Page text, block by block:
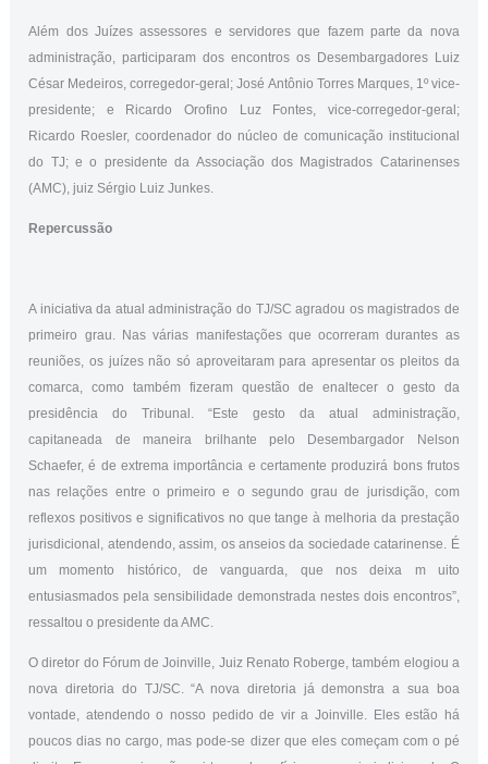
Além dos Juízes assessores e servidores que fazem parte da nova
administração, participaram dos encontros os Desembargadores Luiz
César Medeiros, corregedor-geral; José Antônio Torres Marques, 1º vice-
presidente; e Ricardo Orofino Luz Fontes, vice-corregedor-geral;
Ricardo Roesler, coordenador do núcleo de comunicação institucional
do TJ; e o presidente da Associação dos Magistrados Catarinenses
(AMC), juiz Sérgio Luiz Junkes.
Repercussão
A iniciativa da atual administração do TJ/SC agradou os magistrados de
primeiro grau. Nas várias manifestações que ocorreram durantes as
reuniões, os juízes não só aproveitaram para apresentar os pleitos da
comarca, como também fizeram questão de enaltecer o gesto da
presidência do Tribunal. “Este gesto da atual administração,
capitaneada de maneira brilhante pelo Desembargador Nelson
Schaefer, é de extrema importância e certamente produzirá bons frutos
nas relações entre o primeiro e o segundo grau de jurisdição, com
reflexos positivos e significativos no que tange à melhoria da prestação
jurisdicional, atendendo, assim, os anseios da sociedade catarinense. É
um momento histórico, de vanguarda, que nos deixa m uito
entusiasmados pela sensibilidade demonstrada nestes dois encontros”,
ressaltou o presidente da AMC.
O diretor do Fórum de Joinville, Juiz Renato Roberge, também elogiou a
nova diretoria do TJ/SC. “A nova diretoria já demonstra a sua boa
vontade, atendendo o nosso pedido de vir a Joinville. Eles estão há
poucos dias no cargo, mas pode-se dizer que eles começam com o pé